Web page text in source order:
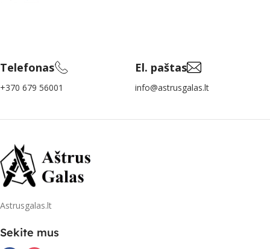
Telefonas
+370 679 56001
El. paštas
info@astrusgalas.lt
Astrusgalas.lt
Sekite mus